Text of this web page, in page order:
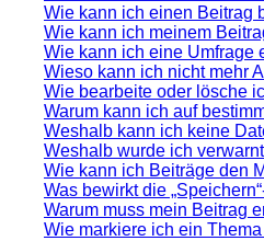
Wie kann ich einen Beitrag
Wie kann ich meinem
Wie kann ich eine Umfrage
Wieso kann ich nicht mehr
Wie bearbeite oder lösche
Warum kann ich auf
Weshalb kann ich keine
Weshalb wurde ich
Wie kann ich Beiträge den
Was bewirkt die
Warum muss mein Beitrag
Wie markiere ich ein